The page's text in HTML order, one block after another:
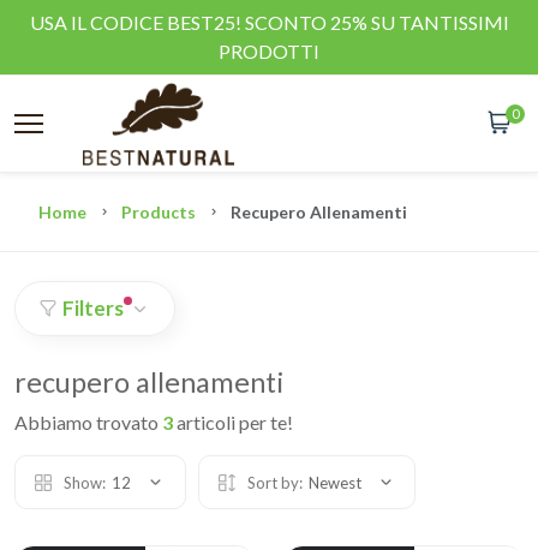
USA IL CODICE BEST25! SCONTO 25% SU TANTISSIMI
PRODOTTI
0
Home Products Recupero Allenamenti
Filters
recupero allenamenti
Abbiamo trovato 3articoli per te!
Show: 12 Sort by: Newest